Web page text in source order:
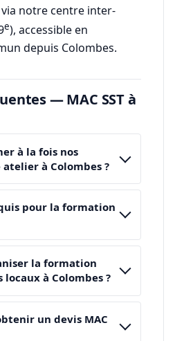
notre centre inter-
e), accessible en
depuis Colombes.
— MAC SST à
à la fois nos
à Colombes ?
pour la formation
la formation
locaux à Colombes ?
un devis MAC